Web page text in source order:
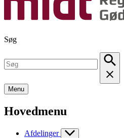
Søg
Menu
Hovedmenu
Afdelinger